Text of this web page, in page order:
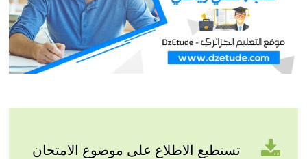
تستطيع الاطلاع على موضوع الامتحان